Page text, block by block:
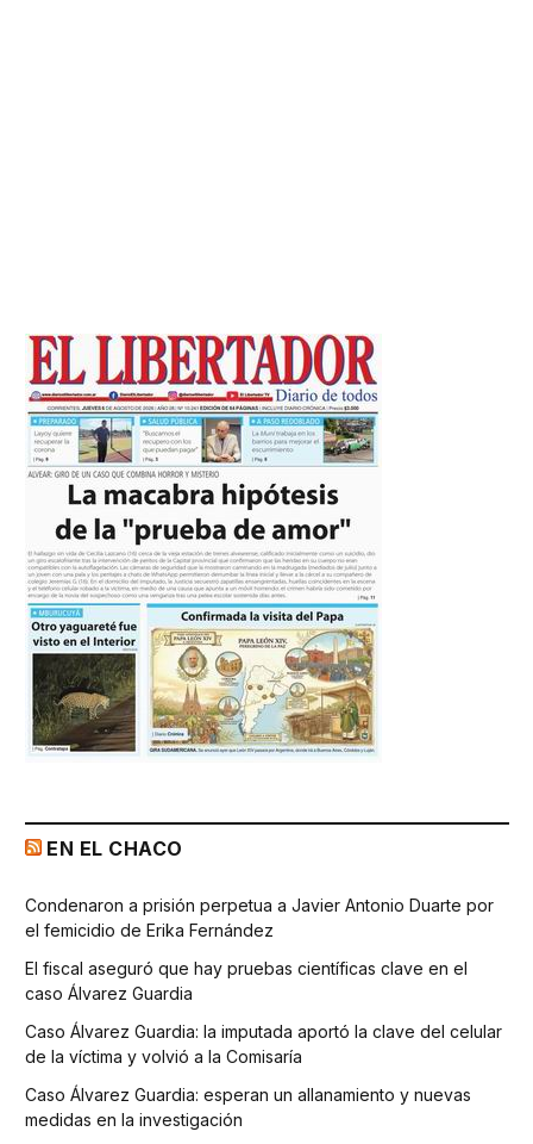
EN EL CHACO
Condenaron a prisión perpetua a Javier Antonio Duarte por
el femicidio de Erika Fernández
El fiscal aseguró que hay pruebas científicas clave en el
caso Álvarez Guardia
Caso Álvarez Guardia: la imputada aportó la clave del celular
de la víctima y volvió a la Comisaría
Caso Álvarez Guardia: esperan un allanamiento y nuevas
medidas en la investigación